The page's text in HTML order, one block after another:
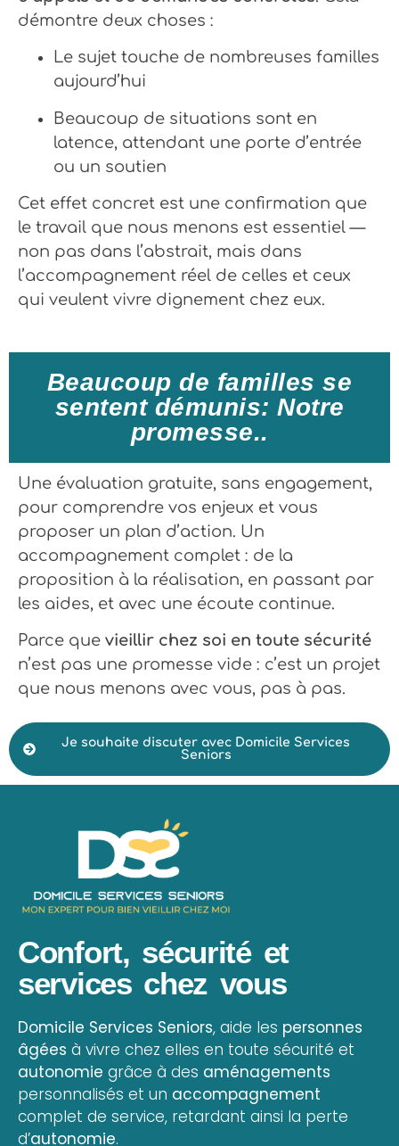
démontre deux choses :
Le sujet touche de nombreuses familles
aujourd’hui
Beaucoup de situations sont en
latence, attendant une porte d’entrée
ou un soutien
Cet effet concret est une confirmation que
le travail que nous menons est essentiel —
non pas dans l’abstrait, mais dans
l’accompagnement réel de celles et ceux
qui veulent vivre dignement chez eux.
Beaucoup de familles se
sentent démunis: Notre
promesse..
Une évaluation gratuite, sans engagement,
pour comprendre vos enjeux et vous
proposer un plan d’action. Un
accompagnement complet : de la
proposition à la réalisation, en passant par
les aides, et avec une écoute continue.
Parce que vieillir chez soi en toute sécurité
n’est pas une promesse vide : c’est un projet
que nous menons avec vous, pas à pas.
Je souhaite discuter avec Domicile Services
Seniors
Confort, sécurité et
services chez vous
Domicile Services Seniors, aide les personnes
âgées à vivre chez elles en toute sécurité et
autonomie grâce à des aménagements
personnalisés et un accompagnement
complet de service, retardant ainsi la perte
d’autonomie.